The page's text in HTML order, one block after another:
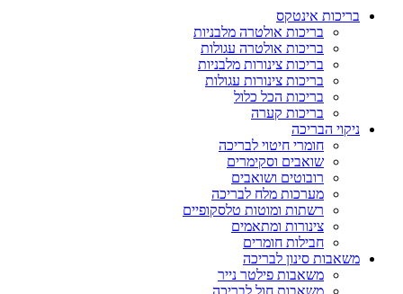
בריכות אינטקס
בריכות אולטרה מלבניות
בריכות אולטרה עגולות
בריכות צינורות מלבניות
בריכות צינורות עגולות
בריכות הכל כלול
בריכות קערה
ניקוי הבריכה
חומרי חיטוי לבריכה
שואבים וסקימרים
רובוטים ושואבים
מערכות מלח לבריכה
רשתות ומוטות טלסקופיים
צינורות ומתאמים
חבילות חומרים
משאבות סינון לבריכה
משאבות פילטר נייר